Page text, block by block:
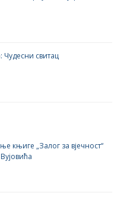
Чудесни свитац
књиге „Залог за вјечност“